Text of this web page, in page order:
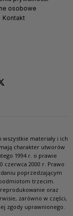
osobowe
Kontakt
materiały i ich
charakter utworów
1994 r. o prawie
czerwca 2000 r. Prawo
poprzedzającym
trzecim.
oraz
zarówno w części,
zgody uprawnionego.